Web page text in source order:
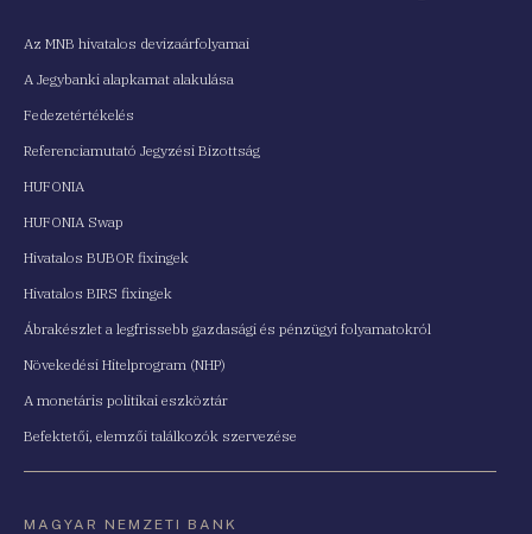
Az MNB hivatalos devizaárfolyamai
A Jegybanki alapkamat alakulása
Fedezetértékelés
Referenciamutató Jegyzési Bizottság
HUFONIA
HUFONIA Swap
Hivatalos BUBOR fixingek
Hivatalos BIRS fixingek
Ábrakészlet a legfrissebb gazdasági és pénzügyi folyamatokról
Növekedési Hitelprogram (NHP)
A monetáris politikai eszköztár
Befektetői, elemzői találkozók szervezése
MAGYAR NEMZETI BANK